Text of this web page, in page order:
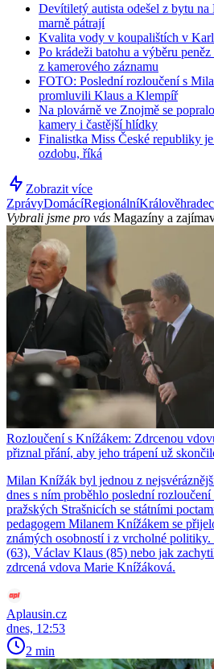
Devítiletý autista odešel z bytu na
marně pátrají
Kvalita vody v koupalištích v
Po krádeži batohu a výběru
z kamerového záznamu
FOTO: Poslední rozloučení s
promluvili Klaus a Klempíř
Na plovárně ve Znojmě se
kamery i častější hlídky
Finalistka Miss České republiky
ozdobu, říká
Zobrazit více
ZprávyDomácíRegionální
Vybrali jsme pro vás Magazíny a
Rozloučení s Knížákem: Zdrcenou
přiznal přání, aby jeho trápení už
Milan Knížák byl jednou z
dnes s ním proběhlo poslední
pražských Strašnicích se státními
pedagogem Milanem Knížákem se
známých osobností i z vrcholné
(63), Václav Klaus (85) nebo jak
zdrcená vdova Marie Knížáková.
Aplausin.cz
dnes, 12:53
2 min